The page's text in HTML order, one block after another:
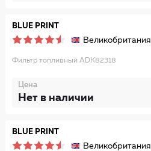
BLUE PRINT
Великобритания
Фильтр топливный ADK82318
Цена
Нет в наличии
BLUE PRINT
Великобритания